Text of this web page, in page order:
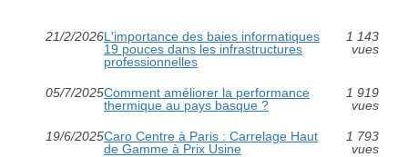
21/2/2026L'importance des baies informatiques
19 pouces dans les infrastructures
professionnelles
1 143
vues
05/7/2025Comment améliorer la performance
thermique au pays basque ?
1 919
vues
19/6/2025Caro Centre à Paris : Carrelage Haut
de Gamme à Prix Usine
1 793
vues